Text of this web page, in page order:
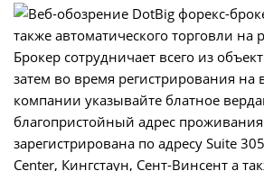
Брокер сотрудничает всего из
затем во время регистрирования на
компании указывайте блатное
благопристойный адрес
зарегистрирована по адресу Suite
Center, Кингстаун, Сент-Винсент а